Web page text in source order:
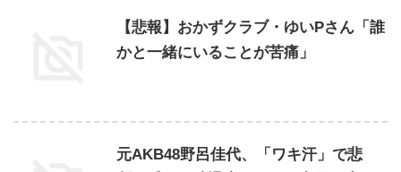
【悲報】おかずクラブ・ゆいPさん「誰
かと一緒にいることが苦痛」
元AKB48野呂佳代、「ワキ汗」で悲